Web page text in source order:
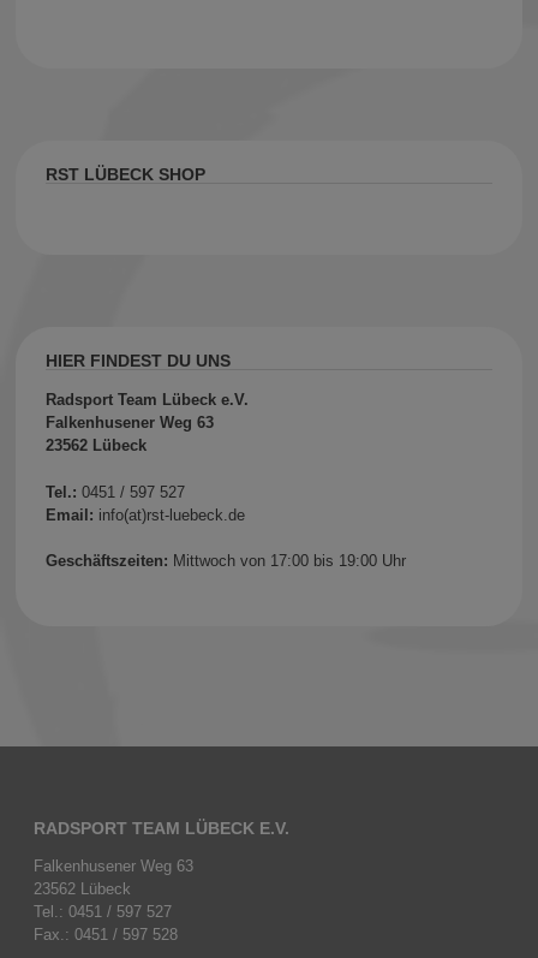
RST LÜBECK SHOP
HIER FINDEST DU UNS
Radsport Team Lübeck e.V.
Falkenhusener Weg 63
23562 Lübeck
Tel.: 0451 / 597 527
Email: info(at)rst-luebeck.de
Geschäftszeiten: Mittwoch von 17:00 bis 19:00 Uhr
RADSPORT TEAM LÜBECK E.V.
Falkenhusener Weg 63
23562 Lübeck
Tel.: 0451 / 597 527
Fax.: 0451 / 597 528